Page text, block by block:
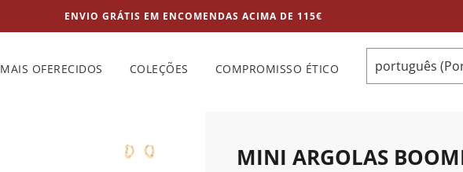
ENVIO GRÁTIS EM ENCOMENDAS ACIMA DE 115€
MAIS OFERECIDOS COLEÇÕES COMPROMISSO ÉTICO português
MINI ARGOLAS